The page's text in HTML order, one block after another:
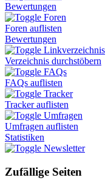
Bewertungen
Foren
Foren auflisten
Bewertungen
Linkverzeichnis
Verzeichnis durchstöbern
FAQs
FAQs auflisten
Tracker
Tracker auflisten
Umfragen
Umfragen auflisten
Statistiken
Newsletter
Zufällige Seiten